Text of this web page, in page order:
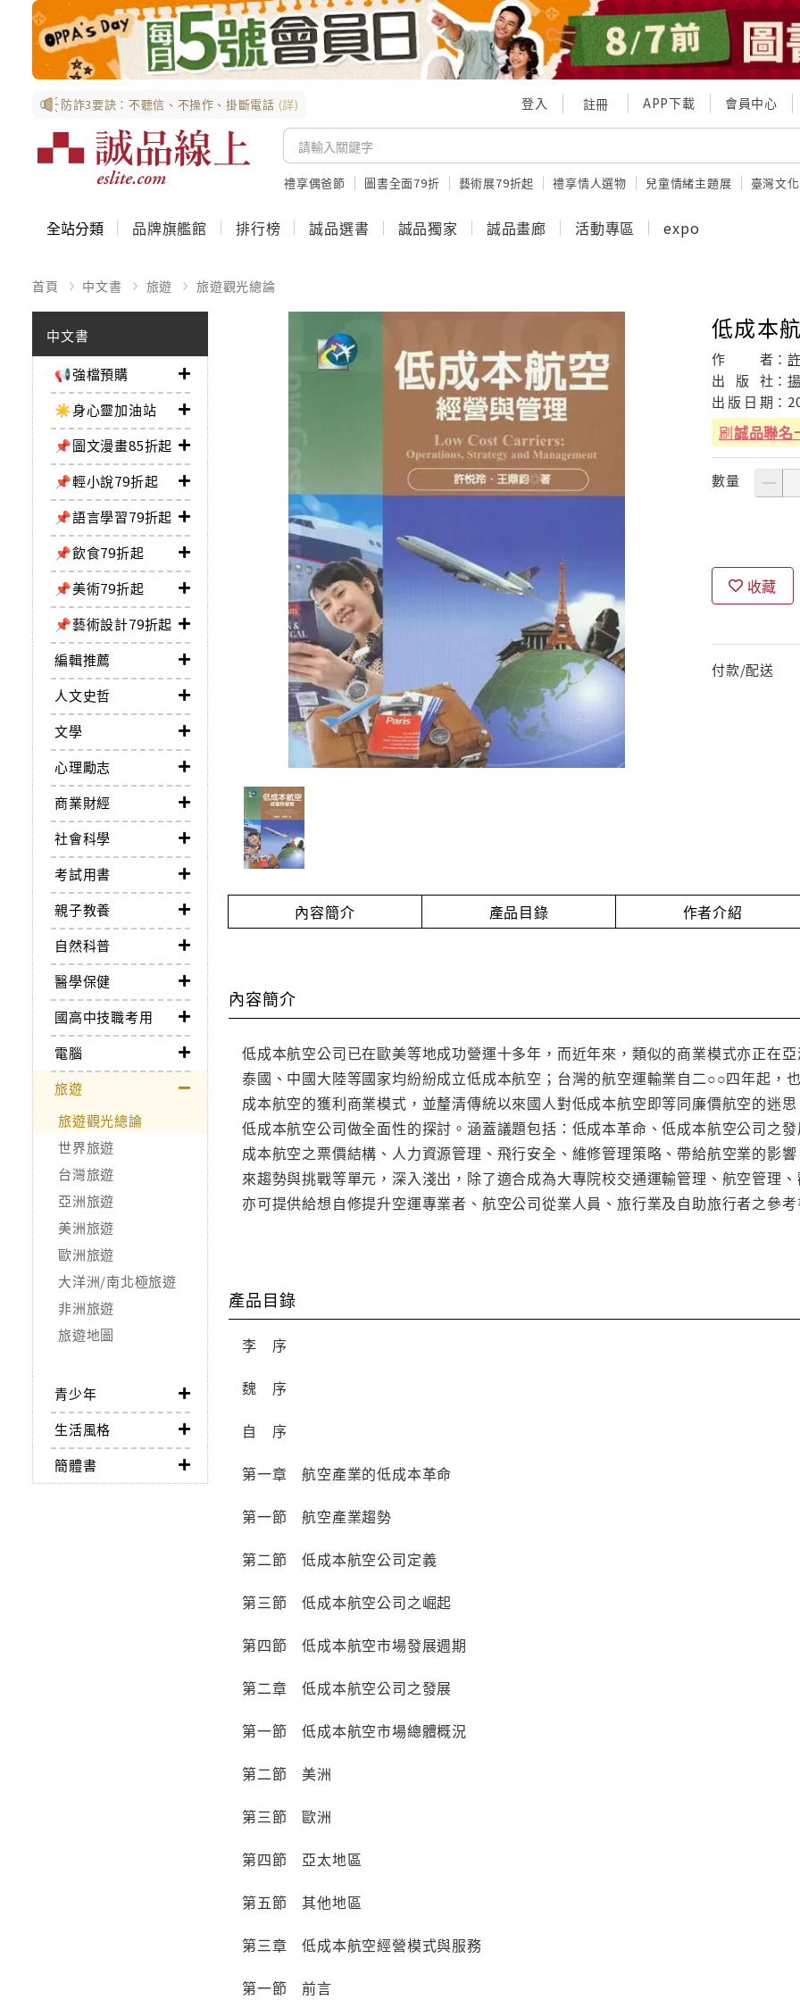
防詐3要訣：不聽信、不操作、掛斷電話 (詳) 登入 註冊 APP下載 會員中心
禮享偶爸節 圖書全面79折 藝術展79折起 禮享情人選物 兒童情緒主題展 臺灣文
全站分類 品牌旗艦館 排行榜 誠品選書 誠品獨家 誠品畫廊 活動專區 expo
首頁 中文書 旅遊 旅遊觀光總論
中文書
📢強檔預購
☀️身心靈加油站
📌圖文漫畫85折起
📌輕小說79折起
📌語言學習79折起
📌飲食79折起
📌美術79折起
📌藝術設計79折起
編輯推薦
人文史哲
文學
心理勵志
商業財經
社會科學
考試用書
親子教養
自然科普
醫學保健
國高中技職考用
電腦
旅遊
旅遊觀光總論
世界旅遊
台灣旅遊
亞洲旅遊
美洲旅遊
歐洲旅遊
大洋洲/南北極旅遊
非洲旅遊
旅遊地圖
青少年
生活風格
簡體書
低成本
作 者：
出
版 社：
出 版 日 期：
刷誠品聯名
數量
收藏
付款/配送
內容簡介 產品目錄 作者介紹
內容簡介
低成本航空公司已在歐美等地成功營運十多年，而近年來，類似的商業模式亦正在
泰國、中國大陸等國家均紛紛成立低成本航空；台灣的航空運輸業自二○○四年起，
成本航空的獲利商業模式，並釐清傳統以來國人對低成本航空即等同廉價航空的迷
低成本航空公司做全面性的探討。涵蓋議題包括：低成本革命、低成本航空公司之
成本航空之票價結構、人力資源管理、飛行安全、維修管理策略、帶給航空業的影
來趨勢與挑戰等單元，深入淺出，除了適合成為大專院校交通運輸管理、航空管理
亦可提供給想自修提升空運專業者、航空公司從業人員、旅行業及自助旅行者之參
產品目錄
李 序
魏 序
自 序
第一章 航空產業的低成本革命
第一節 航空產業趨勢
第二節 低成本航空公司定義
第三節 低成本航空公司之崛起
第四節 低成本航空市場發展週期
第二章 低成本航空公司之發展
第一節 低成本航空市場總體概況
第二節 美洲
第三節 歐洲
第四節 亞太地區
第五節 其他地區
第三章 低成本航空經營模式與服務
第一節 前言